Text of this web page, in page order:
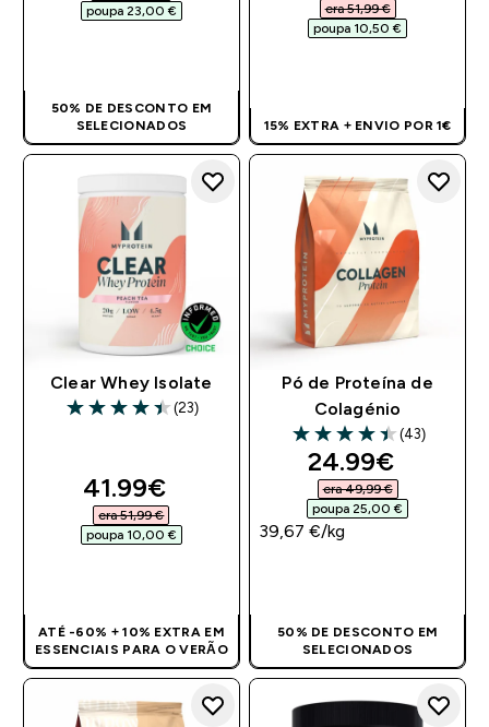
poupa 23,00 €‎
50% DE DESCONTO EM
SELECIONADOS
era 51,99 €‎
poupa 10,50 €‎
15% EXTRA + ENVIO POR 1€
Clear Whey Isolate
4.43 out of 5 stars
(23)
discounted price
41.99€‎
era 51,99 €‎
poupa 10,00 €‎
ATÉ -60% + 10% EXTRA EM
ESSENCIAIS PARA O VERÃO
Pó de Proteína de
Colagénio
4.42 out of 5 stars
(43)
discounted
24.99€‎
era 49,99 €‎
poupa 25,00 €‎
39,67 €‎/kg
50% DE DESCONTO EM
SELECIONADOS